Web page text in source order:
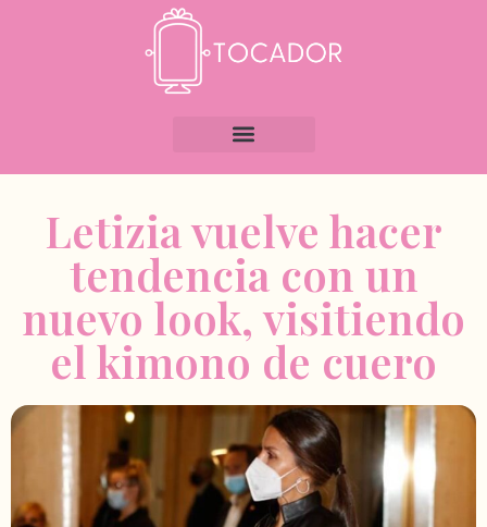
Letizia vuelve hacer
tendencia con un
nuevo look, visitiendo
el kimono de cuero